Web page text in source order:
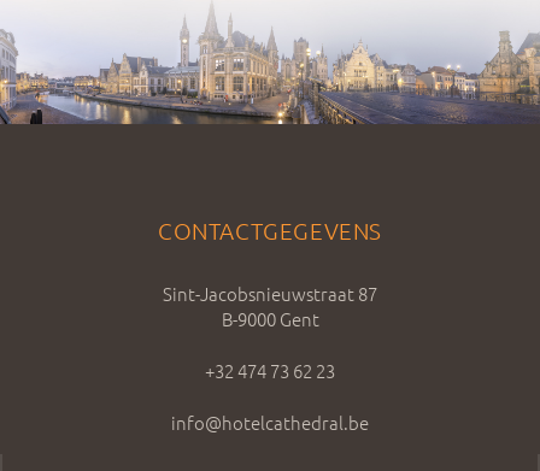
CONTACTGEGEVENS
Sint-Jacobsnieuwstraat 87
B-9000 Gent
+32 474 73 62 23
info@hotelcathedral.be